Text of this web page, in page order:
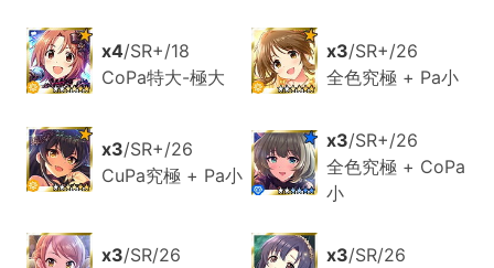
x4/SR+/18
CoPa特大-極大
x3/SR+/26
全色究極 + Pa小
x3/SR+/26
CuPa究極 + Pa小
x3/SR+/26
全色究極 + CoPa
小
x3/SR/26
x3/SR/26